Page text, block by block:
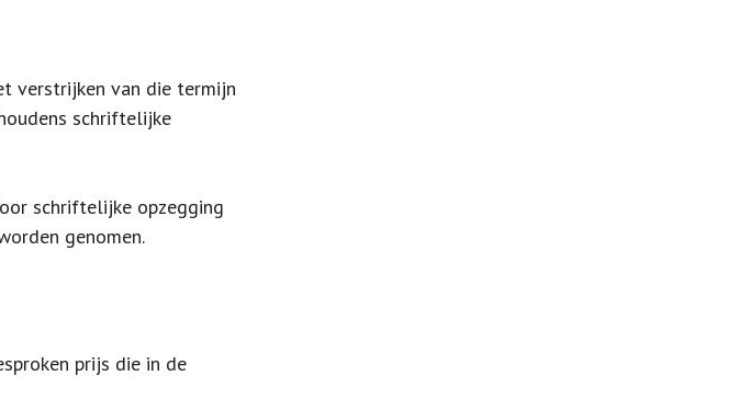
verstrijken van die termijn
schriftelijke
schriftelijke opzegging
genomen.
prijs die in de